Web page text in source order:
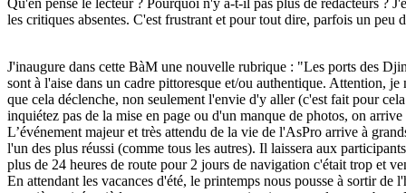
Qu'en pense le lecteur ? Pourquoi n'y a-t-il pas plus de rédacteurs ?
les critiques absentes. C'est frustrant et pour tout dire, parfois un peu
J'inaugure dans cette BàM une nouvelle rubrique : "Les ports des
sont à l'aise dans un cadre pittoresque et/ou authentique. Attention,
que cela déclenche, non seulement l'envie d'y aller (c'est fait pour
inquiétez pas de la mise en page ou d'un manque de photos, on
L’événement majeur et très attendu de la vie de l'AsPro arrive à
l'un des plus réussi (comme tous les autres). Il laissera aux
plus de 24 heures de route pour 2 jours de navigation c'était trop et
En attendant les vacances d'été, le printemps nous pousse à sortir